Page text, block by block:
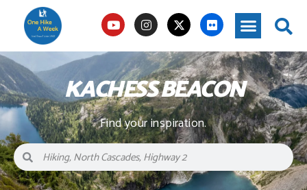
KACHESS BEACON
Find your inspiration.